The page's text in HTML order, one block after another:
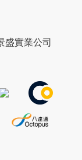
實業公司